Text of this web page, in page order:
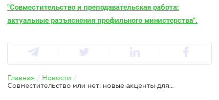
"Совместительство и преподавательская работа:
актуальные разъяснения профильного министерства".
Главная / Новости /
Совместительство или нет: новые акценты для учебных заведений